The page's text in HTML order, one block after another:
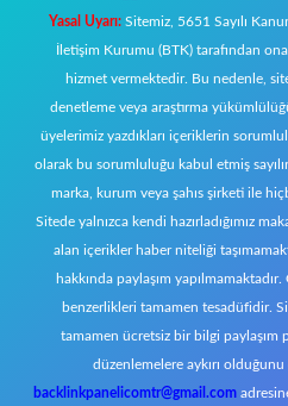
Yasal Uyarı: Sitemiz, 5651 Sayılı
İletişim Kurumu (BTK) tarafından
hizmet vermektedir. Bu nedenle,
denetleme veya araştırma
üyelerimiz yazdıkları içeriklerin
olarak bu sorumluluğu kabul etmiş
marka, kurum veya şahıs şirketi ile
Sitede yalnızca kendi hazırladığımız
alan içerikler haber niteliği
hakkında paylaşım
benzerlikleri tamamen tesadüfidir.
tamamen ücretsiz bir bilgi paylaşım
düzenlemelere aykırı
backlinkpanelicomtr@gmail.com